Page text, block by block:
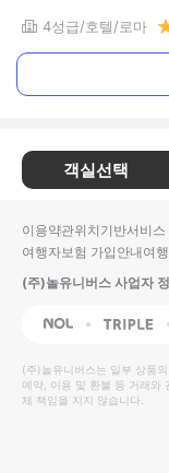
4성급 호텔 로마
객실선택
이용약관위치기반서비
여행자보험 가입안내여
(주)놀유니버스 사업자
NOL Triple
(주)놀유니버스는 일부 상품
예약, 이용 및 환불 등 거래와
체 책임을 지지 않습니다.